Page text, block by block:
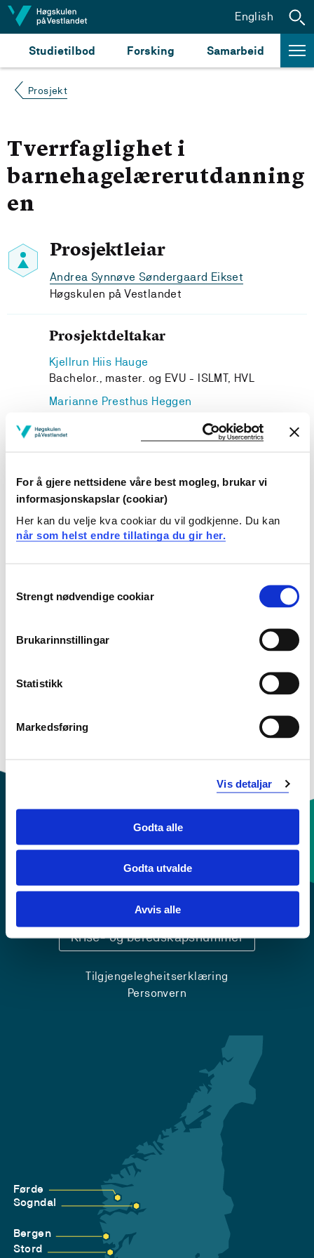
For å gjere nettsidene våre best mogleg, brukar vi
informasjonskapslar (cookiar)
Her kan du velje kva cookiar du vil godkjenne. Du kan
når som helst endre tillatinga du gir her.
Selection
Strengt nødvendige cookiar
Brukarinnstillingar
Statistikk
Markedsføring
Vis detaljar
Godta alle
Godta utvalde
Avvis alle
Hopp til innhald
Studietilbod Forsking Samarbeid
English
Prosjekt
Tverrfaglighet i
barnehagelærerutdanning
en
Prosjektleiar
Andrea Synnøve Søndergaard Eikset
Høgskulen på Vestlandet
Prosjektdeltakar
Kjellrun Hiis Hauge
Bachelor., master. og EVU - ISLMT, HVL
Marianne Presthus Heggen
Prosjekteigar
Høgskulen på Vestlandet
Sjå prosjektside i NVA for
Kontaktinfo og opningstider
Sentralbord: 55 58 58 00
Krise- og beredskapsnummer
Tilgjengelegheitserklæring
Personvern
Førde
Sogndal
Bergen
Stord